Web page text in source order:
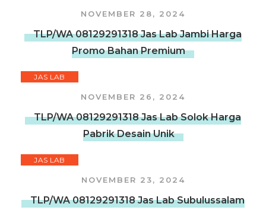
NOVEMBER 28, 2024
TLP/WA 08129291318 Jas Lab Jambi Harga
Promo Bahan Premium
JAS LAB
NOVEMBER 26, 2024
TLP/WA 08129291318 Jas Lab Solok Harga
Pabrik Desain Unik
JAS LAB
NOVEMBER 23, 2024
TLP/WA 08129291318 Jas Lab Subulussalam